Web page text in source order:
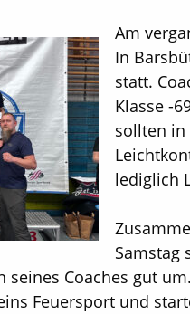
Am
In
statt.
Klasse -
sollten in
lediglich
Samstag
seines Coaches gut
Feuersport und